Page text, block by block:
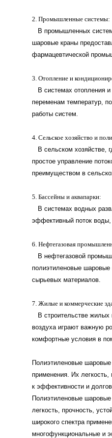
2. Промышленные системы:
В промышленных
шаровые краны
фармацевтической
3. Отопление и
В системах отопления и
переменам температур,
работы систем.
4. Сельское хозяйство и
В сельском хозяйстве,
простое управление
преимуществом в
5. Бассейны и аквапарки:
В системах водных
эффективный поток
6. Нефтегазовая
В нефтегазовой
полиэтиленовые шаровые
сырьевых материалов.
7. Жилые и коммерческие
В строительстве жилых
воздуха играют важную
комфортные условия в
Полиэтиленовые
применения. Их
к эффективности и
Полиэтиленовые
легкость, прочность,
широкого спектра
многофункциональные и